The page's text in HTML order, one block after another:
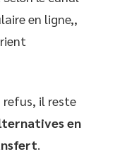
en ligne,,
refus, il reste
en